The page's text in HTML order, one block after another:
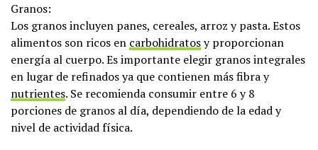
Granos:
Los granos incluyen panes, cereales, arroz y pasta. Estos
alimentos son ricos en carbohidratosy proporcionan
energía al cuerpo. Es importante elegir granos integrales
en lugar de refinados ya que contienen más fibra y
nutrientes. Se recomienda consumir entre 6 y 8
porciones de granos al día, dependiendo de la edad y
nivel de actividad física.